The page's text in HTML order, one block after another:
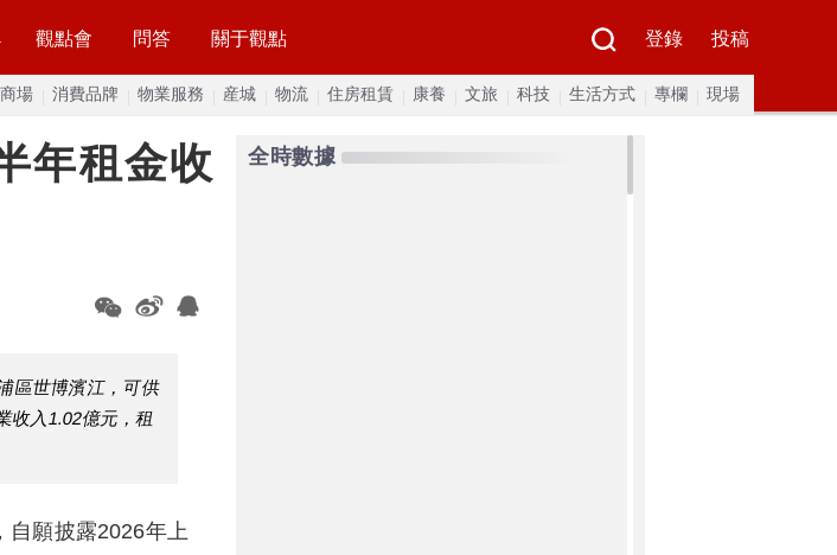
觀點會 問答 關于觀點 登錄 投稿
商場 消費品牌 物業服務 産城 物流 住房租賃 康養 文旅 科技 生活方式 專欄 現場
年租金收
區世博濱江，可供
收入1.02億元，租
自願披露2026年上
全時數據